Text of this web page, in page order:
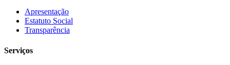
Apresentação
Estatuto Social
Transparência
Serviços